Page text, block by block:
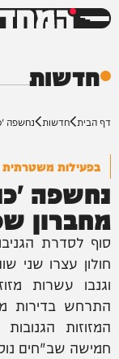
המחדש
חדשות
דף הבית חדשות נחשפה
בפעילות משטרתית
נחשפה
מחברון
סוף לסדרת
חולון עצרו שני
וגנבו עשרות
התרחש בדירות
המזוזות
חמישה שב"חים